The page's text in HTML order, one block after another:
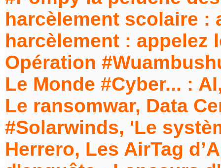
harcèlement scolaire :
harcèlement : appelez
Opération
Le Monde #Cyber... :
Le ransomwar, Data
#Solarwinds, 'Le
Herrero, Les AirTag